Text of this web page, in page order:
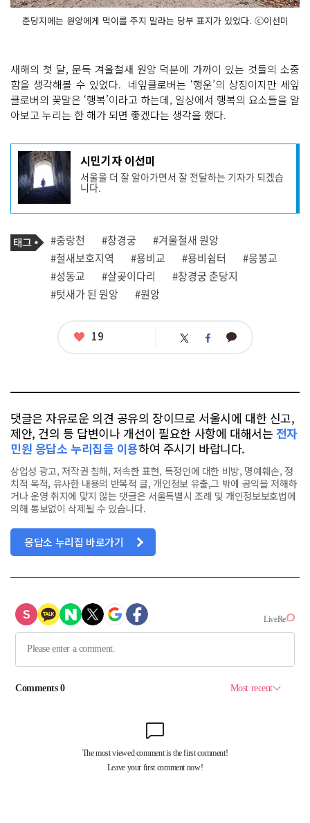
춘당지에는 원앙에게 먹이를 주지 말라는 당부 표지가 있었다. ⓒ이선미
새해의 첫 달, 문득 겨울철새 원앙 덕분에 가까이 있는 것들의 소중
함을 생각해볼 수 있었다. 네잎클로버는 ‘행운’의 상징이지만 세잎
클로버의 꽃말은 ‘행복’이라고 하는데, 일상에서 행복의 요소들을 알
아보고 누리는 한 해가 되면 좋겠다는 생각을 했다.
기
사
작
성
자
프
필
시민기자 이선미
서울을 더 잘 알아가면서 잘 전달하는 기자가 되겠습
니다.
기
사
관
련
태
그
태
그
#중랑천 #창경궁
#겨울철새 원앙
#철새보호지역
#용비교 #용비쉼터
#응봉교
#성동교
#살곶이다리
#창경궁 춘당지
#텃새가 된 원앙
#원앙
좋
19 트 페 카
댓글은 자유로운 의견 공유의 장이므로 서울시에 대한 신고,
제안, 건의 등 답변이나 개선이 필요한 사항에 대해서는 전자
민원 응답소 누리집을 이용하여 주시기 바랍니다.
상업성 광고, 저작권 침해, 저속한 표현, 특정인에 대한 비방, 명예훼손, 정
치적 목적, 유사한 내용의 반복적 글, 개인정보 유출,그 밖에 공익을 저해하
거나 운영 취지에 맞지 않는 댓글은 서울특별시 조례 및 개인정보보호법에
의해 통보없이 삭제될 수 있습니다.
응답소 누리집 바로가기